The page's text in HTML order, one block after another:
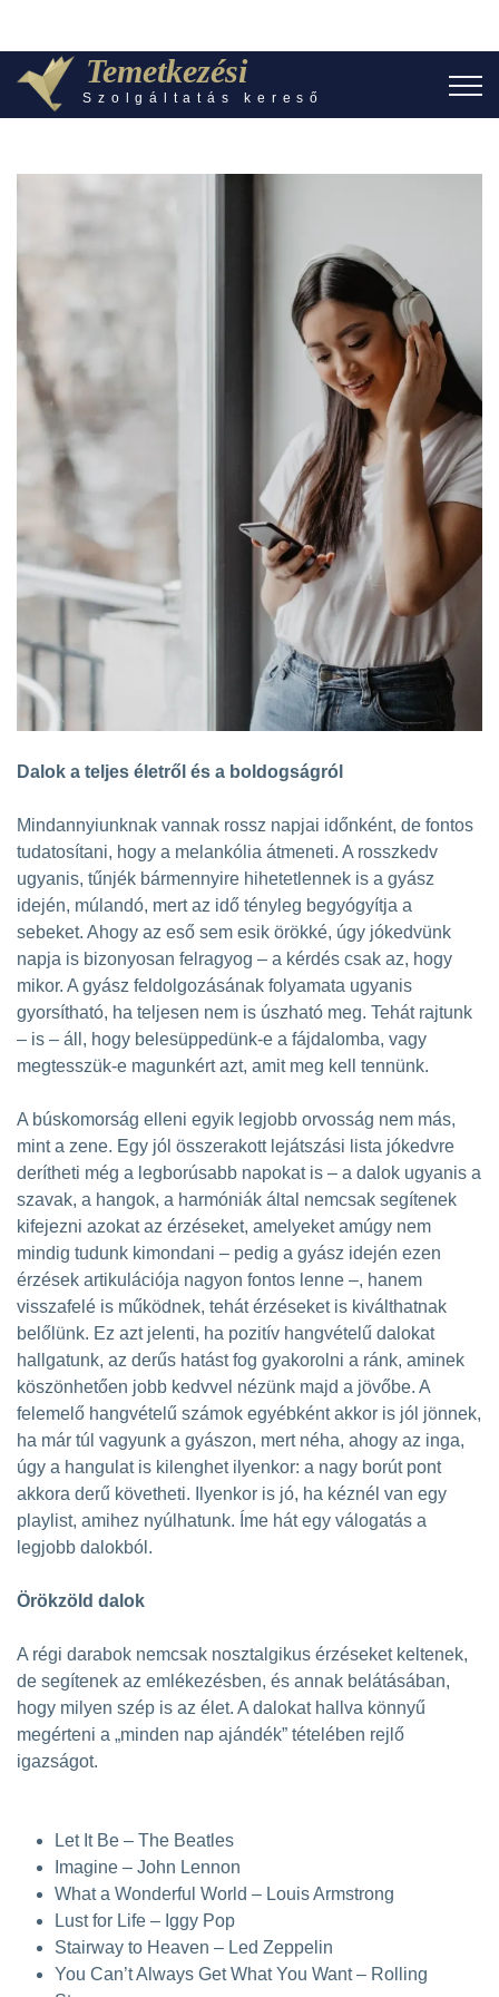
Temetkezési
Szolgáltatás kereső
Dalok a teljes életről és a boldogságról
Mindannyiunknak vannak rossz napjai időnként, de fontos
tudatosítani, hogy a melankólia átmeneti. A rosszkedv
ugyanis, tűnjék bármennyire hihetetlennek is a gyász
idején, múlandó, mert az idő tényleg begyógyítja a
sebeket. Ahogy az eső sem esik örökké, úgy jókedvünk
napja is bizonyosan felragyog – a kérdés csak az, hogy
mikor. A gyász feldolgozásának folyamata ugyanis
gyorsítható, ha teljesen nem is úszható meg. Tehát rajtunk
– is – áll, hogy belesüppedünk-e a fájdalomba, vagy
megtesszük-e magunkért azt, amit meg kell tennünk.
A búskomorság elleni egyik legjobb orvosság nem más,
mint a zene. Egy jól összerakott lejátszási lista jókedvre
derítheti még a legborúsabb napokat is – a dalok ugyanis a
szavak, a hangok, a harmóniák által nemcsak segítenek
kifejezni azokat az érzéseket, amelyeket amúgy nem
mindig tudunk kimondani – pedig a gyász idején ezen
érzések artikulációja nagyon fontos lenne –, hanem
visszafelé is működnek, tehát érzéseket is kiválthatnak
belőlünk. Ez azt jelenti, ha pozitív hangvételű dalokat
hallgatunk, az derűs hatást fog gyakorolni a ránk, aminek
köszönhetően jobb kedvvel nézünk majd a jövőbe. A
felemelő hangvételű számok egyébként akkor is jól jönnek,
ha már túl vagyunk a gyászon, mert néha, ahogy az inga,
úgy a hangulat is kilenghet ilyenkor: a nagy borút pont
akkora derű követheti. Ilyenkor is jó, ha kéznél van egy
playlist, amihez nyúlhatunk. Íme hát egy válogatás a
legjobb dalokból.
Örökzöld dalok
A régi darabok nemcsak nosztalgikus érzéseket keltenek,
de segítenek az emlékezésben, és annak belátásában,
hogy milyen szép is az élet. A dalokat hallva könnyű
megérteni a „minden nap ajándék” tételében rejlő
igazságot.
Let It Be – The Beatles
Imagine – John Lennon
What a Wonderful World – Louis Armstrong
Lust for Life – Iggy Pop
Stairway to Heaven – Led Zeppelin
You Can’t Always Get What You Want – Rolling